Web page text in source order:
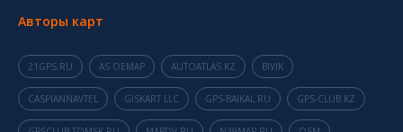
Авторы карт
21GPS.RU AS OEMAP AUTOATLAS.KZ BIVIK
CASPIANNAVTEL GISKART LLC GPS-BAIKAL.RU GPS-CLUB.KZ